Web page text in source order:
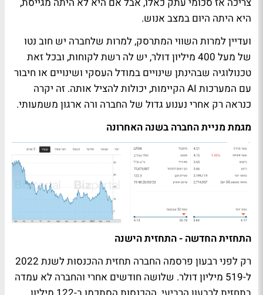
היא היתה היום במצב אנוש.
ועדיין למרות השווי המתרסק, למרות שלחברה יש חוב נטו
של מעל 400 מיליון דולר, יש לה רשת לקוחות, ובכל זאת
טכנולוגיה שבהינתן שינויים במודל העסקי ושינויים או חיבור
עם המערכות AI הקיימות, יכולות להציל אותה. זה יקרה
כנראה רק אחרי נענוע גדול של החברה ורה ארגון משמעותי.
מגמת מניית החברה בשנה האחרונה
התחזית החדשה - התחזית הישנה
רק לפני רבעון פרסמה החברה תחזית ההכנסות לשנת 2022
ל-519 מיליון דולר. שלושה חודשים אחרי והחברה לא עמדה